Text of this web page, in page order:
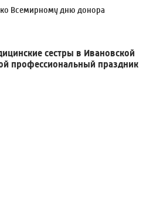
Всемирному дню донора
сестры в Ивановской
профессиональный праздник